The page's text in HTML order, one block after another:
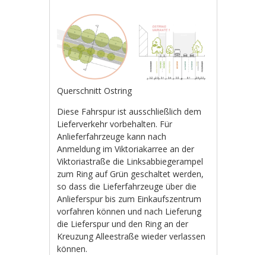
Querschnitt Ostring
Diese Fahrspur ist ausschließlich dem
Lieferverkehr vorbehalten. Für
Anlieferfahrzeuge kann nach
Anmeldung im Viktoriakarree an der
Viktoriastraße die Linksabbiegerampel
zum Ring auf Grün geschaltet werden,
so dass die Lieferfahrzeuge über die
Anlieferspur bis zum Einkaufszentrum
vorfahren können und nach Lieferung
die Lieferspur und den Ring an der
Kreuzung Alleestraße wieder verlassen
können.